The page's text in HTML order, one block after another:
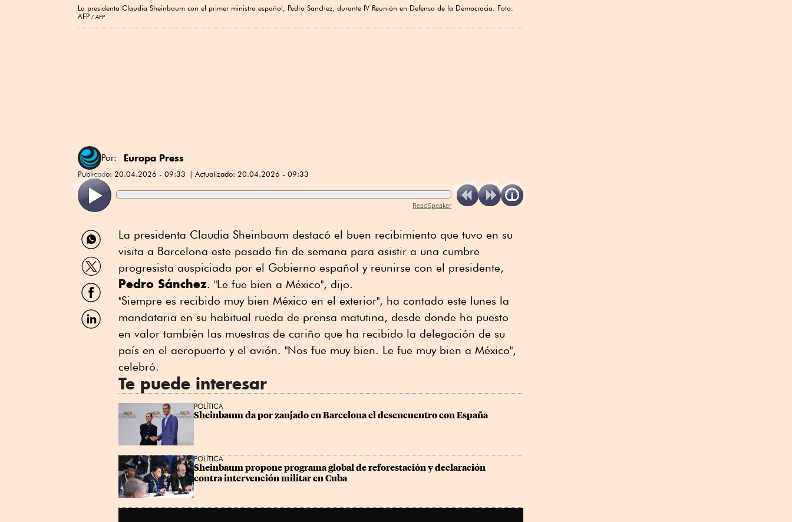
La presidenta Claudia Sheinbaum con el primer ministro español, Pedro Sanchez, durante IV Reunión en Defensa de la Democracia. Foto:
AFP
AFP
Por: Europa Press
Publicado: 20.04.2026 - 09:33 Actualizado: 20.04.2026 - 09:33
ReadSpeaker
Compartir
por
WhatsApp
Compartir
por
Twitter
Compartir
por
Facebook
Compartir
por
La presidenta Claudia Sheinbaum destacó el buen recibimiento que tuvo en su
visita a Barcelona este pasado fin de semana para asistir a una cumbre
progresista auspiciada por el Gobierno español y reunirse con el presidente,
Pedro Sánchez. "Le fue bien a México", dijo.
"Siempre es recibido muy bien México en el exterior", ha contado este lunes la
mandataria en su habitual rueda de prensa matutina, desde donde ha puesto
en valor también las muestras de cariño que ha recibido la delegación de su
país en el aeropuerto y el avión. "Nos fue muy bien. Le fue muy bien a México",
celebró.
Te puede interesar
POLÍTICA
Sheinbaum da por zanjado en Barcelona el desencuentro con España
POLÍTICA
Sheinbaum propone programa global de reforestación y declaración
contra intervención militar en Cuba